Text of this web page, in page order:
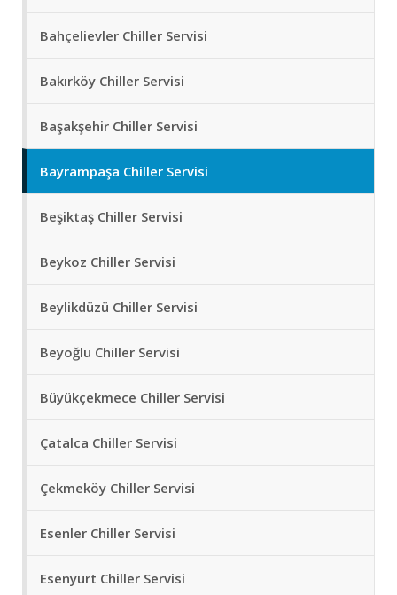
Bahçelievler Chiller Servisi
Bakırköy Chiller Servisi
Başakşehir Chiller Servisi
Bayrampaşa Chiller Servisi
Beşiktaş Chiller Servisi
Beykoz Chiller Servisi
Beylikdüzü Chiller Servisi
Beyoğlu Chiller Servisi
Büyükçekmece Chiller Servisi
Çatalca Chiller Servisi
Çekmeköy Chiller Servisi
Esenler Chiller Servisi
Esenyurt Chiller Servisi